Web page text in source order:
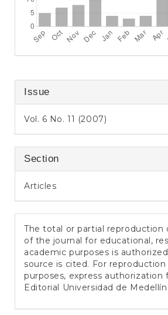
Issue
Vol. 6 No. 11 (2007)
Section
Articles
The total or partial
of the journal for educational,
academic purposes is
source is cited. For
purposes, express authorization
Editorial Universidad de